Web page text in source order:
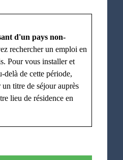
d'un pays non-
rechercher un emploi en
Pour vous installer et
delà de cette période,
titre de séjour auprès
lieu de résidence en